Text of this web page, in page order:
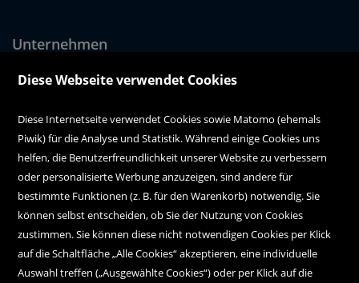
Unternehmen
Über uns
Kundenservice
Hilfe
Kontakt
Social Media
Diese Webseite verwendet Cookies
Diese Internetseite verwendet Cookies sowie Matomo (ehemals
Piwik) für die Analyse und Statistik. Während einige Cookies uns
helfen, die Benutzerfreundlichkeit unserer Website zu verbessern
oder personalisierte Werbung anzuzeigen, sind andere für
bestimmte Funktionen (z. B. für den Warenkorb) notwendig. Sie
können selbst entscheiden, ob Sie der Nutzung von Cookies
zustimmen. Sie können diese nicht notwendigen Cookies per Klick
auf die Schaltfläche „Alle Cookies“ akzeptieren, eine individuelle
Auswahl treffen („Ausgewählte Cookies“) oder per Klick auf die